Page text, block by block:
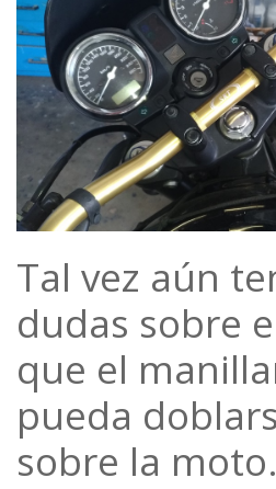
Tal vez aún
dudas sobre
que el
pueda
sobre la moto.